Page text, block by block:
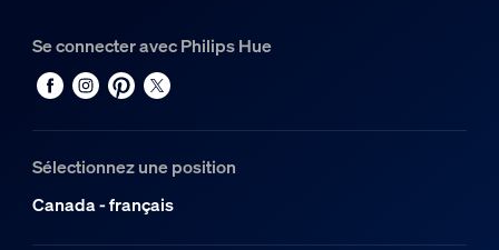
Se connecter avec Philips Hue
Sélectionnez une position
Canada - français